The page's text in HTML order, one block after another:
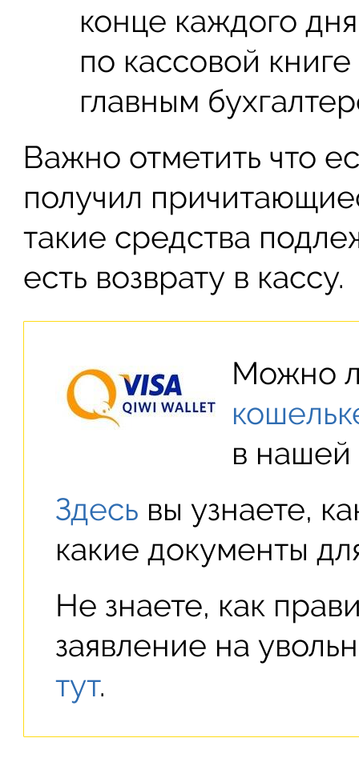
конце каждого
по кассовой
главным
Важно отметить что
получил
такие средства
есть возврату в кассу.
Можно
в нашей
Здесь вы узнаете,
какие документы
Не знаете, как
заявление на
тут.